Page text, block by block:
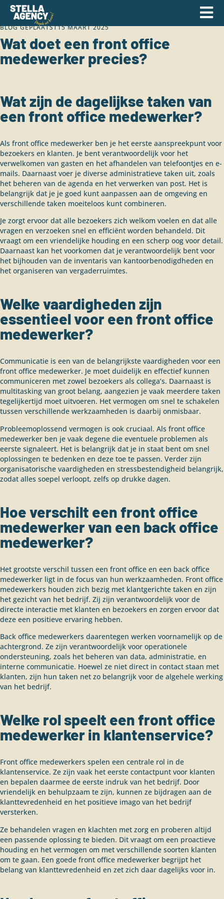
BLOG GEPLAATST15 MAART 2025
Wat doet een front office
medewerker precies?
Wat zijn de dagelijkse taken van
een front office medewerker?
Als front office medewerker ben je het eerste aanspreekpunt voor
bezoekers en klanten. Je bent verantwoordelijk voor het
verwelkomen van gasten en het afhandelen van telefoontjes en e-
mails. Daarnaast voer je diverse administratieve taken uit, zoals
het beheren van de agenda en het verwerken van post. Het is
belangrijk dat je je goed kunt aanpassen aan de omgeving en
verschillende taken moeiteloos kunt combineren.
Je zorgt ervoor dat alle bezoekers zich welkom voelen en dat alle
vragen en verzoeken snel en efficiënt worden behandeld. Dit
vraagt om een vriendelijke houding en een scherp oog voor detail.
Daarnaast kan het voorkomen dat je verantwoordelijk bent voor
het bijhouden van de inventaris van kantoorbenodigdheden en
het organiseren van vergaderruimtes.
Welke vaardigheden zijn
essentieel voor een front office
medewerker?
Communicatie is een van de belangrijkste vaardigheden voor een
front office medewerker. Je moet duidelijk en effectief kunnen
communiceren met zowel bezoekers als collega’s. Daarnaast is
multitasking van groot belang, aangezien je vaak meerdere taken
tegelijkertijd moet uitvoeren. Het vermogen om snel te schakelen
tussen verschillende werkzaamheden is daarbij onmisbaar.
Probleemoplossend vermogen is ook cruciaal. Als front office
medewerker ben je vaak degene die eventuele problemen als
eerste signaleert. Het is belangrijk dat je in staat bent om snel
oplossingen te bedenken en deze toe te passen. Verder zijn
organisatorische vaardigheden en stressbestendigheid belangrijk,
zodat alles soepel verloopt, zelfs op drukke dagen.
Hoe verschilt een front office
medewerker van een back office
medewerker?
Het grootste verschil tussen een front office en een back office
medewerker ligt in de focus van hun werkzaamheden. Front office
medewerkers houden zich bezig met klantgerichte taken en zijn
het gezicht van het bedrijf. Zij zijn verantwoordelijk voor de
directe interactie met klanten en bezoekers en zorgen ervoor dat
deze een positieve ervaring hebben.
Back office medewerkers daarentegen werken voornamelijk op de
achtergrond. Ze zijn verantwoordelijk voor operationele
ondersteuning, zoals het beheren van data, administratie, en
interne communicatie. Hoewel ze niet direct in contact staan met
klanten, zijn hun taken net zo belangrijk voor de algehele werking
van het bedrijf.
Welke rol speelt een front office
medewerker in klantenservice?
Front office medewerkers spelen een centrale rol in de
klantenservice. Ze zijn vaak het eerste contactpunt voor klanten
en bepalen daarmee de eerste indruk van het bedrijf. Door
vriendelijk en behulpzaam te zijn, kunnen ze bijdragen aan de
klanttevredenheid en het positieve imago van het bedrijf
versterken.
Ze behandelen vragen en klachten met zorg en proberen altijd
een passende oplossing te bieden. Dit vraagt om een proactieve
houding en het vermogen om met verschillende soorten klanten
om te gaan. Een goede front office medewerker begrijpt het
belang van klanttevredenheid en zet zich daar dagelijks voor in.